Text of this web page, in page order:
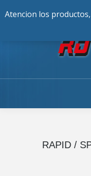
RAPID /
Atencion los